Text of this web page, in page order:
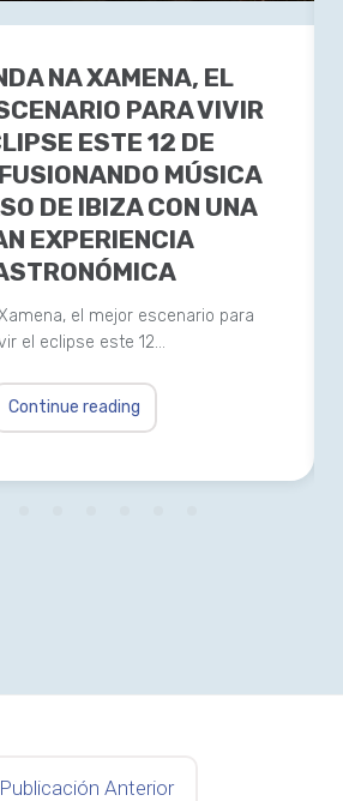
NA XAMENA, EL
PARA VIVIR
ESTE 12 DE
MÚSICA
DE IBIZA CON UNA
EXPERIENCIA
el mejor escenario para
el eclipse este 12…
Continue reading
Publicación Anterior